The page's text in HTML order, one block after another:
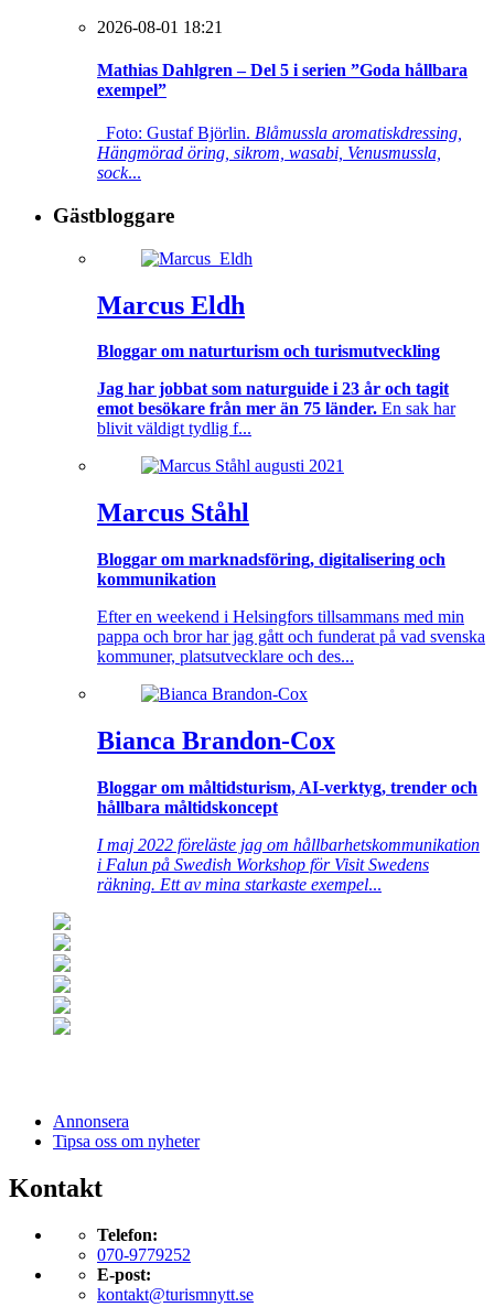
2026-08-01 18:21
Mathias Dahlgren – Del 5 i serien ”Goda hållbara
exempel”
Foto: Gustaf Björlin. Blåmussla aromatiskdressing,
Hängmörad öring, sikrom, wasabi, Venusmussla,
sock...
Gästbloggare
Marcus Eldh
Bloggar om naturturism och turismutveckling
Jag har jobbat som naturguide i 23 år och tagit
emot besökare från mer än 75 länder. En sak har
blivit väldigt tydlig f...
Marcus Ståhl
Bloggar om marknadsföring, digitalisering och
kommunikation
Efter en weekend i Helsingfors tillsammans med min
pappa och bror har jag gått och funderat på vad svenska
kommuner, platsutvecklare och des...
Bianca Brandon-Cox
Bloggar om måltidsturism, AI-verktyg, trender och
hållbara måltidskoncept
I maj 2022 föreläste jag om hållbarhetskommunikation
i Falun på Swedish Workshop för Visit Swedens
räkning. Ett av mina starkaste exempel...
Annonsera
Tipsa oss om nyheter
Kontakt
Telefon:
070-9779252
E-post:
kontakt@turismnytt.se